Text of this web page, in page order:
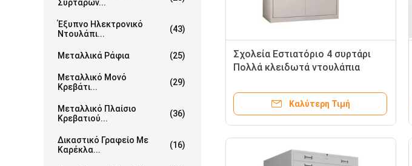
Συρτάρων...
Έξυπνο Ηλεκτρονικό
Ντουλάπι...
(43)
Μεταλλικά Ράφια (25)
Μεταλλικό Μονό
Κρεβάτι...
(29)
Μεταλλικό Πλαίσιο
Κρεβατιού...
(36)
Δικαστικό Γραφείο Με
Καρέκλα...
(16)
Σχολεία Εστιατόριο 4 συρτάρι
Πολλά κλειδωτά ντουλάπια
Καλύτερη Τιμή